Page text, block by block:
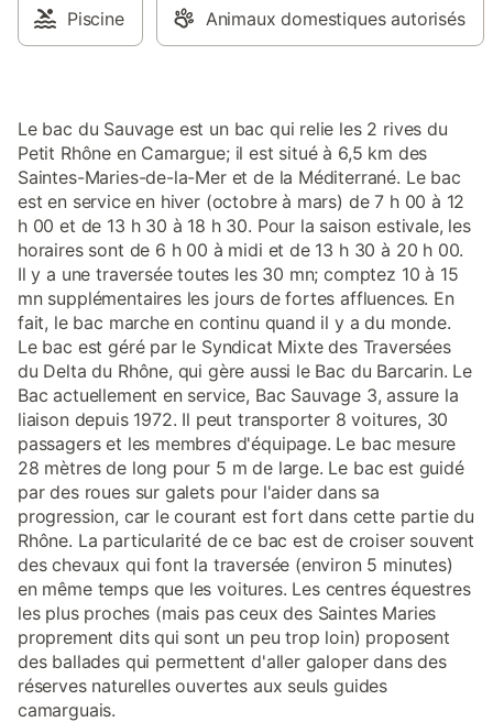
Piscine Animaux domestiques autorisés
Le bac du Sauvage est un bac qui relie les 2 rives du
Petit Rhône en Camargue; il est situé à 6,5 km des
Saintes-Maries-de-la-Mer et de la Méditerrané. Le bac
est en service en hiver (octobre à mars) de 7 h 00 à 12
h 00 et de 13 h 30 à 18 h 30. Pour la saison estivale, les
horaires sont de 6 h 00 à midi et de 13 h 30 à 20 h 00.
Il y a une traversée toutes les 30 mn; comptez 10 à 15
mn supplémentaires les jours de fortes affluences. En
fait, le bac marche en continu quand il y a du monde.
Le bac est géré par le Syndicat Mixte des Traversées
du Delta du Rhône, qui gère aussi le Bac du Barcarin. Le
Bac actuellement en service, Bac Sauvage 3, assure la
liaison depuis 1972. Il peut transporter 8 voitures, 30
passagers et les membres d'équipage. Le bac mesure
28 mètres de long pour 5 m de large. Le bac est guidé
par des roues sur galets pour l'aider dans sa
progression, car le courant est fort dans cette partie du
Rhône. La particularité de ce bac est de croiser souvent
des chevaux qui font la traversée (environ 5 minutes)
en même temps que les voitures. Les centres équestres
les plus proches (mais pas ceux des Saintes Maries
proprement dits qui sont un peu trop loin) proposent
des ballades qui permettent d'aller galoper dans des
réserves naturelles ouvertes aux seuls guides
camarguais.